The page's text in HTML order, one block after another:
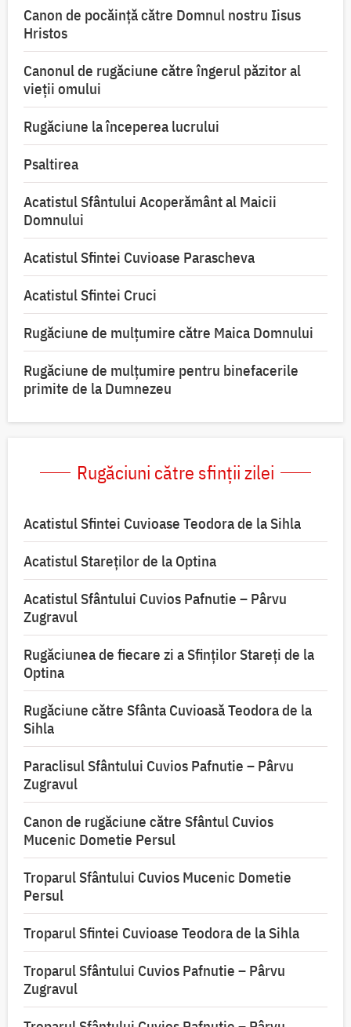
Canon de pocăință către Domnul nostru Iisus
Hristos
Canonul de rugăciune către îngerul păzitor al
vieții omului
Rugăciune la începerea lucrului
Psaltirea
Acatistul Sfântului Acoperământ al Maicii
Domnului
Acatistul Sfintei Cuvioase Parascheva
Acatistul Sfintei Cruci
Rugăciune de mulţumire către Maica Domnului
Rugăciune de mulțumire pentru binefacerile
primite de la Dumnezeu
Rugăciuni către sfinții zilei
Acatistul Sfintei Cuvioase Teodora de la Sihla
Acatistul Stareţilor de la Optina
Acatistul Sfântului Cuvios Pafnutie – Pârvu
Zugravul
Rugăciunea de fiecare zi a Sfinților Stareți de la
Optina
Rugăciune către Sfânta Cuvioasă Teodora de la
Sihla
Paraclisul Sfântului Cuvios Pafnutie – Pârvu
Zugravul
Canon de rugăciune către Sfântul Cuvios
Mucenic Dometie Persul
Troparul Sfântului Cuvios Mucenic Dometie
Persul
Troparul Sfintei Cuvioase Teodora de la Sihla
Troparul Sfântului Cuvios Pafnutie – Pârvu
Zugravul